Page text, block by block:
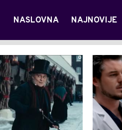
NASLOVNA NAJNOVIJE
0